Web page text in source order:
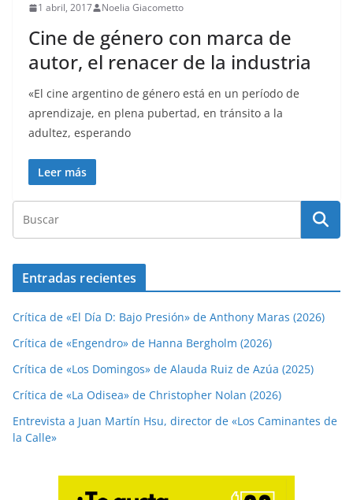
1 abril, 2017 Noelia Giacometto
Cine de género con marca de
autor, el renacer de la industria
«El cine argentino de género está en un período de
aprendizaje, en plena pubertad, en tránsito a la
adultez, esperando
Leer más
Entradas recientes
Crítica de «El Día D: Bajo Presión» de Anthony Maras (2026)
Crítica de «Engendro» de Hanna Bergholm (2026)
Crítica de «Los Domingos» de Alauda Ruiz de Azúa (2025)
Crítica de «La Odisea» de Christopher Nolan (2026)
Entrevista a Juan Martín Hsu, director de «Los Caminantes de
la Calle»